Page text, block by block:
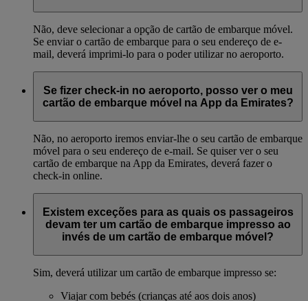
Não, deve selecionar a opção de cartão de embarque móvel.
Se enviar o cartão de embarque para o seu endereço de e-
mail, deverá imprimi-lo para o poder utilizar no aeroporto.
Se fizer check-in no aeroporto, posso ver o meu
cartão de embarque móvel na App da Emirates?
Não, no aeroporto iremos enviar-lhe o seu cartão de embarque
móvel para o seu endereço de e-mail. Se quiser ver o seu
cartão de embarque na App da Emirates, deverá fazer o
check-in online.
Existem exceções para as quais os passageiros
devam ter um cartão de embarque impresso ao
invés de um cartão de embarque móvel?
Sim, deverá utilizar um cartão de embarque impresso se:
Viajar com bebés (crianças até aos dois anos)